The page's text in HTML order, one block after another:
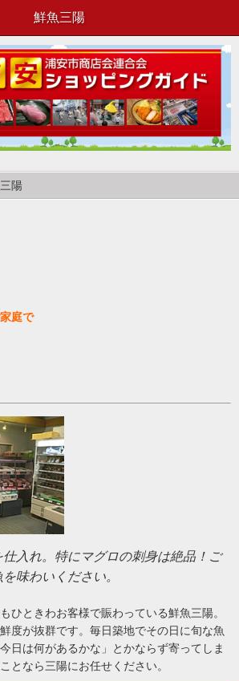
鮮魚三陽
陽
庭で
入れ。特にマグロの刺身は絶品！ご
味わいください。
ひときわお客様で賑わっている鮮魚三陽。
度が抜群です。毎日築地でその日に旬な魚
日は何があるかな」とかならず寄ってしま
となら三陽にお任せください。